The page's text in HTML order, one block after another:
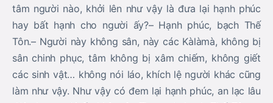
tâm người nào, khởi lên như vậy là đưa lại hạnh phúc
hay bất hạnh cho người ấy?– Hạnh phúc, bạch Thế
Tôn.– Người này không sân, này các Kàlàmà, không bị
sân chinh phục, tâm không bị xâm chiếm, không giết
các sinh vật… không nói láo, khích lệ người khác cũng
làm như vậy. Như vậy có đem lại hạnh phúc, an lạc lâu